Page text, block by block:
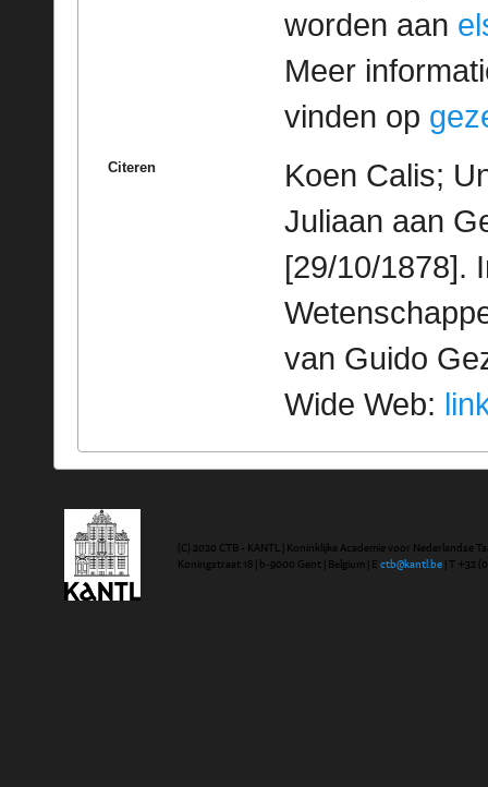
worden aan
Meer
vinden op
Citeren
Koen Calis;
Juliaan aan
[29/10/1878].
van Guido
Wide Web:
(C) 2020 CTB - KANTL | Koninklijke Academie voor Nederlandse
Koningstraat 18 | b-9000 Gent | Belgium | E ctb@kantl.be | T +32